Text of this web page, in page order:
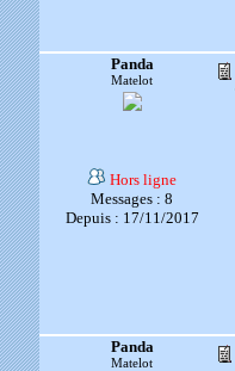
Panda
Matelot
Hors ligne
Messages : 8
Depuis : 17/11/2017
Panda
Matelot